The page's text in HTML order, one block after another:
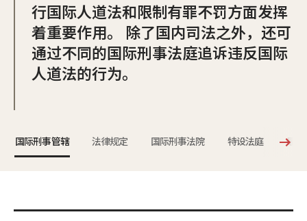
行国际人道法和限制有罪不罚方面发挥
着重要作用。 除了国内司法之外，还可
通过不同的国际刑事法庭追诉违反国际
人道法的行为。
国际刑事管辖 法律规定 国际刑事法院 特设法庭 最新